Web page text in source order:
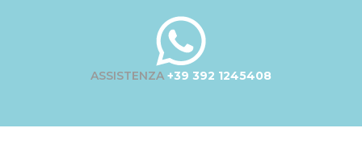
ASSISTENZA +39 392 1245408